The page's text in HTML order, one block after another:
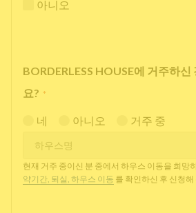
아니오
BORDERLESS HOUSE에 거주하
요? *
네 아니오 거주 중
현재 거주 중이신 분 중에서 하우스 이동을 희망
약기간, 퇴실, 하우스 이동 를 확인하신 후 신청해